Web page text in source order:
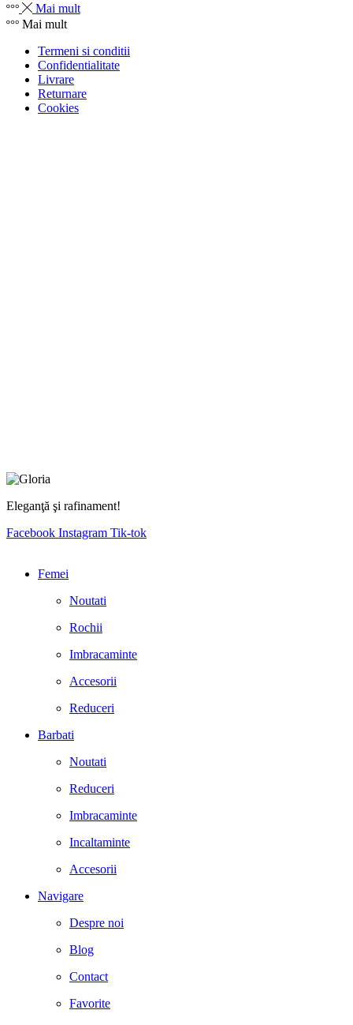
Mai mult
Mai mult
Termeni si conditii
Confidentialitate
Livrare
Returnare
Cookies
Eleganţă şi rafinament!
Facebook Instagram Tik-tok
Femei
Noutati
Rochii
Imbracaminte
Accesorii
Reduceri
Barbati
Noutati
Reduceri
Imbracaminte
Incaltaminte
Accesorii
Navigare
Despre noi
Blog
Contact
Favorite